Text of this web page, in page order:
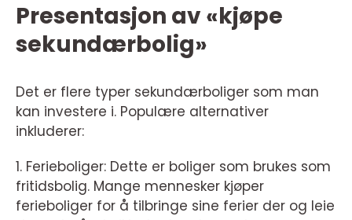
Presentasjon av «kjøpe
sekundærbolig»
Det er flere typer sekundærboliger som man
kan investere i. Populære alternativer
inkluderer:
1. Ferieboliger: Dette er boliger som brukes som
fritidsbolig. Mange mennesker kjøper
ferieboliger for å tilbringe sine ferier der og leie